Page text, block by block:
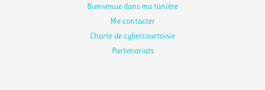
Bienvenue dans ma tanière
Me contacter
Charte de cybercourtoisie
Partenariats